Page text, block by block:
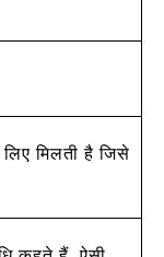
मिलती है जिसे